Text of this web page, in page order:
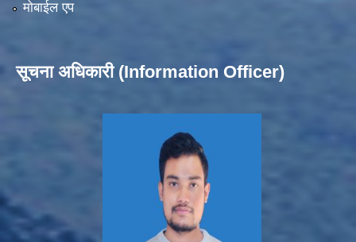
मोबाईल एप
सूचना अधिकारी (Information Officer)